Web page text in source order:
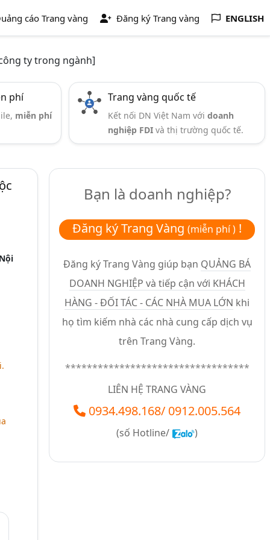
cáo Trang vàng Đăng ký Trang vàng ENGLISH
ty trong ngành]
phí
miễn phí
Trang vàng quốc tế
Kết nối DN Việt Nam vớidoanh
nghiệp FDI và thị trường quốc tế.
Bạn là doanh nghiệp?
Đăng ký Trang Vàng(miễn phí ) !
Đăng ký Trang Vàng giúp bạn QUẢNG BÁ
DOANH NGHIỆP và tiếp cận với KHÁCH
HÀNG - ĐỐI TÁC - CÁC NHÀ MUA LỚN khi
họ tìm kiếm nhà các nhà cung cấp dịch vụ
trên Trang Vàng.
**********************************
LIÊN HỆ TRANG VÀNG
0934.498.168/ 0912.005.564
(số Hotline/ )